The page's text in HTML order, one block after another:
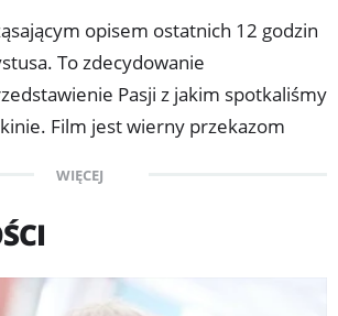
opisem ostatnich 12 godzin
To zdecydowanie
Pasji z jakim spotkaliśmy
Film jest wierny przekazom
historii, aktorzy posługują się
językami: aramejskim i łaciną. Film
serce - Braveheart",
i kontrowersji. "Pasja" to
WIĘCEJ